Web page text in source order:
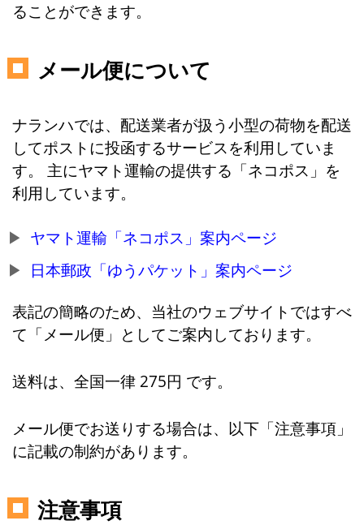
ることができます。
メール便について
ナランハでは、配送業者が扱う小型の荷物を配送
してポストに投函するサービスを利用していま
す。 主にヤマト運輸の提供する「ネコポス」を
利用しています。
ヤマト運輸「ネコポス」案内ページ
日本郵政「ゆうパケット」案内ページ
表記の簡略のため、当社のウェブサイトではすべ
て「メール便」としてご案内しております。
送料は、全国一律 275円 です。
メール便でお送りする場合は、以下「注意事項」
に記載の制約があります。
注意事項